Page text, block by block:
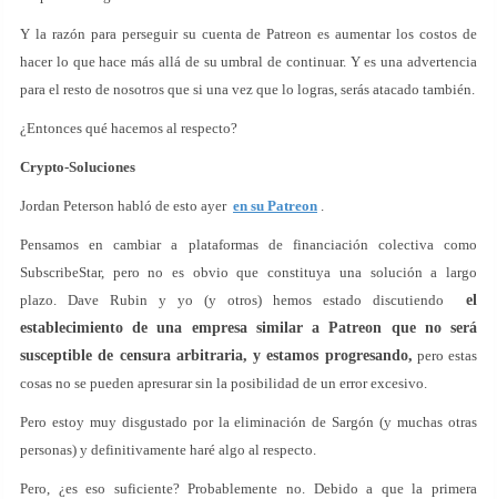
Y la razón para perseguir su cuenta de Patreon es aumentar los costos de
hacer lo que hace más allá de su umbral de continuar. Y es una advertencia
para el resto de nosotros que si una vez que lo logras, serás atacado también.
¿Entonces qué hacemos al respecto?
Crypto-Soluciones
Jordan Peterson habló de esto ayer en su Patreon .
Pensamos en cambiar a plataformas de financiación colectiva como
SubscribeStar, pero no es obvio que constituya una solución a largo
plazo. Dave Rubin y yo (y otros) hemos estado discutiendo el
establecimiento de una empresa similar a Patreon que no será
susceptible de censura arbitraria, y estamos progresando, pero estas
cosas no se pueden apresurar sin la posibilidad de un error excesivo.
Pero estoy muy disgustado por la eliminación de Sargón (y muchas otras
personas) y definitivamente haré algo al respecto.
Pero, ¿es eso suficiente? Probablemente no. Debido a que la primera